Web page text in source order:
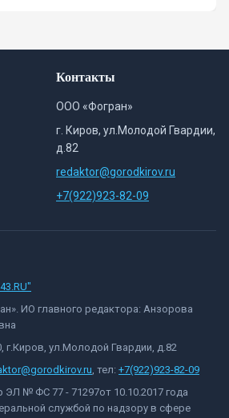
Контакты
ООО «Фогран»
г. Киров, ул.Молодой Гвардии,
д.82
redaktor@gorodkirov.ru
+7(922)923-82-09
ИО главного редактора: Анзорова
г.Киров, ул.Молодой Гвардии, д.82
, тел: +7(922)923-82-09
ЭЛ № ФС 77 - 71297от 10.10.2017 года
службой по надзору в сфере